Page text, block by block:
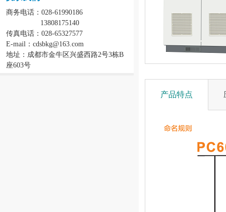
商务电话：028-61990186
13808175140
传真电话：028-65327577
E-mail：cdsbkg@163.com
地址：成都市金牛区兴盛西路2号3栋B
座603号
产品特点